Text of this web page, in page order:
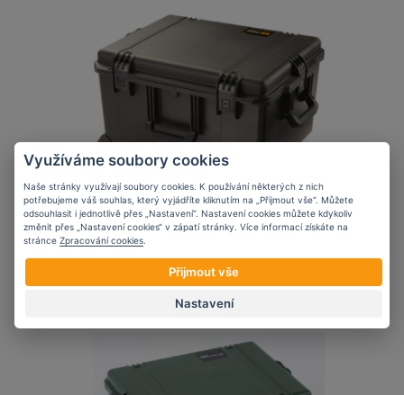
Odolný kufr STORM
CASE™ iM2750 Černý
od 14 480 Kč
Využíváme soubory cookies
Naše stránky využívají soubory cookies. K používání některých z nich
potřebujeme váš souhlas, který vyjádříte kliknutím na „Přijmout vše“. Můžete
odsouhlasit i jednotlivě přes „Nastavení“. Nastavení cookies můžete kdykoliv
změnit přes „Nastavení cookies“ v zápatí stránky. Více informací získáte na
stránce Zpracování cookies
Přijmout vše
Nastavení